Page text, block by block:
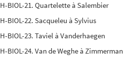
H-BIOL-21. Quartelette à Salembier
H-BIOL-22. Sacqueleu à Sylvius
H-BIOL-23. Taviel à Vanderhaegen
H-BIOL-24. Van de Weghe à Zimmerman